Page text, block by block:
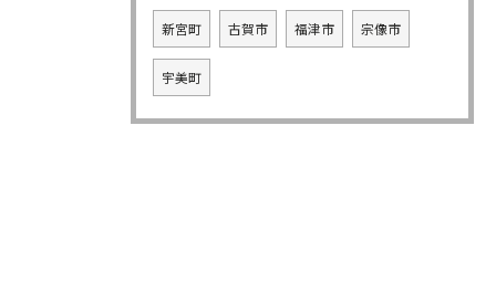
新宮町 古賀市 福津市 宗像市
宇美町